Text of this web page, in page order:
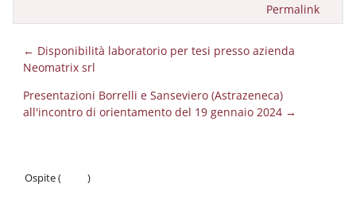
Permalink
← Disponibilità laboratorio per tesi presso azienda
Neomatrix srl
Presentazioni Borrelli e Sanseviero (Astrazeneca)
all'incontro di orientamento del 19 gennaio 2024 →
Ospite (
)